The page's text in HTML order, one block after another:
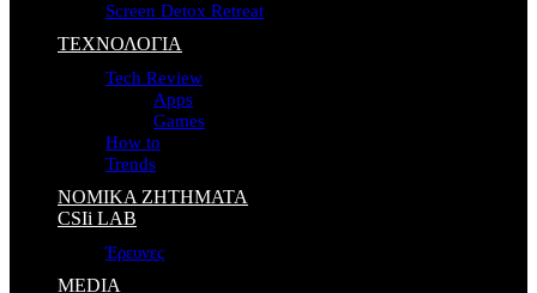
Screen Detox Retreat
ΤΕΧΝΟΛΟΓΙΑ
Tech Review
Apps
Games
How to
Trends
ΝΟΜΙΚΑ ΖΗΤΗΜΑΤΑ
CSIi LAB
Έρευνες
MEDIA